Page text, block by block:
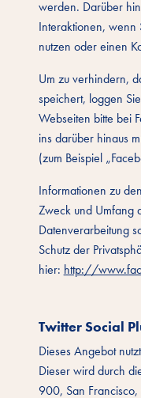
werden. Darüber
Interaktionen, wenn
nutzen oder einen
Um zu verhindern,
speichert, loggen
Webseiten bitte bei
ins darüber hinaus
(zum Beispiel
Informationen zu
Zweck und Umfang
Datenverarbeitung
Schutz der
hier: http://
Twitter Social
Dieses Angebot
Dieser wird durch
900, San